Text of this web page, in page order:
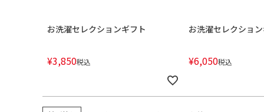
お洗濯セレクションギフト
¥3,850税込
お洗濯セレクショ
¥6,050税込